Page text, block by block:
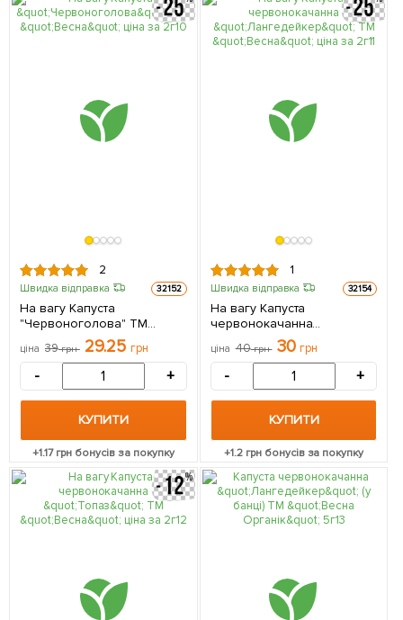
2
Швидка відправка 32152
На вагу Капуста
"Червоноголова" ТМ
"Весна" ціна за 2г
ціна 39грн 29.25 грн
- +
КУПИТИ
+1.17грн бонусів за покупку
1
Швидка відправка 32154
На вагу Капуста
червонокачанна
"Лангедейкер" ТМ "Весна"
ціна за 2г
ціна 40грн 30 грн
- +
КУПИТИ
+1.2грн бонусів за покупку